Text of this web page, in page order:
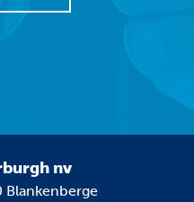
nv
Blankenberge